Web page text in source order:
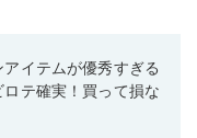
イテムが優秀すぎる
テ確実！買って損な